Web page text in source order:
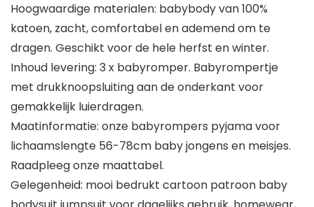
Hoogwaardige materialen: babybody van 100%
katoen, zacht, comfortabel en ademend om te
dragen. Geschikt voor de hele herfst en winter.
Inhoud levering: 3 x babyromper. Babyrompertje
met drukknoopsluiting aan de onderkant voor
gemakkelijk luierdragen.
Maatinformatie: onze babyrompers pyjama voor
lichaamslengte 56-78cm baby jongens en meisjes.
Raadpleeg onze maattabel.
Gelegenheid: mooi bedrukt cartoon patroon baby